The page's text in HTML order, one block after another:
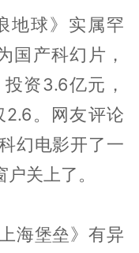
地球》实属罕
国产科幻片，
资3.6亿元，
2.6。网友评论
幻电影开了一
关上了。
海堡垒》有异